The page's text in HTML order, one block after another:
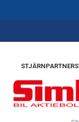
STJÄRNPARTNERS